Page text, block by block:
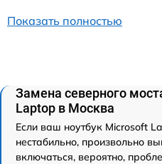
Показать полностью
Замена северного
Laptop в Москва
Если ваш ноутбук Microsoft
нестабильно, произвольно
включаться, вероятно,